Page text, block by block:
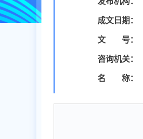
成文日期：
文 号：
咨询机关：
名 称：